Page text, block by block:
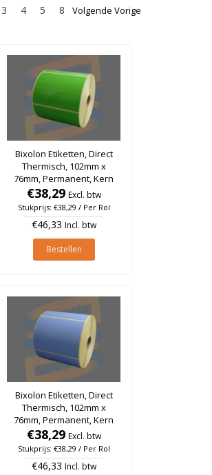
3 4 5 8 Volgende Vorige
Bixolon Etiketten, Direct
Thermisch, 102mm x
76mm, Permanent, Kern
25mm, Groen, rol à 930
stuks
€38,29 Excl. btw
Stukprijs: €38,29 / Per Rol
€46,33 Incl. btw
Bestellen
Bixolon Etiketten, Direct
Thermisch, 102mm x
76mm, Permanent, Kern
25mm, Blauw, rol à 930
stuks
€38,29 Excl. btw
Stukprijs: €38,29 / Per Rol
€46,33 Incl. btw